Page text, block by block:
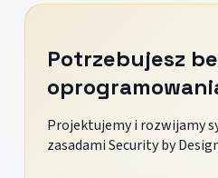
Potrzebujesz
Projektujemy i rozwijamy
zasadami Security by